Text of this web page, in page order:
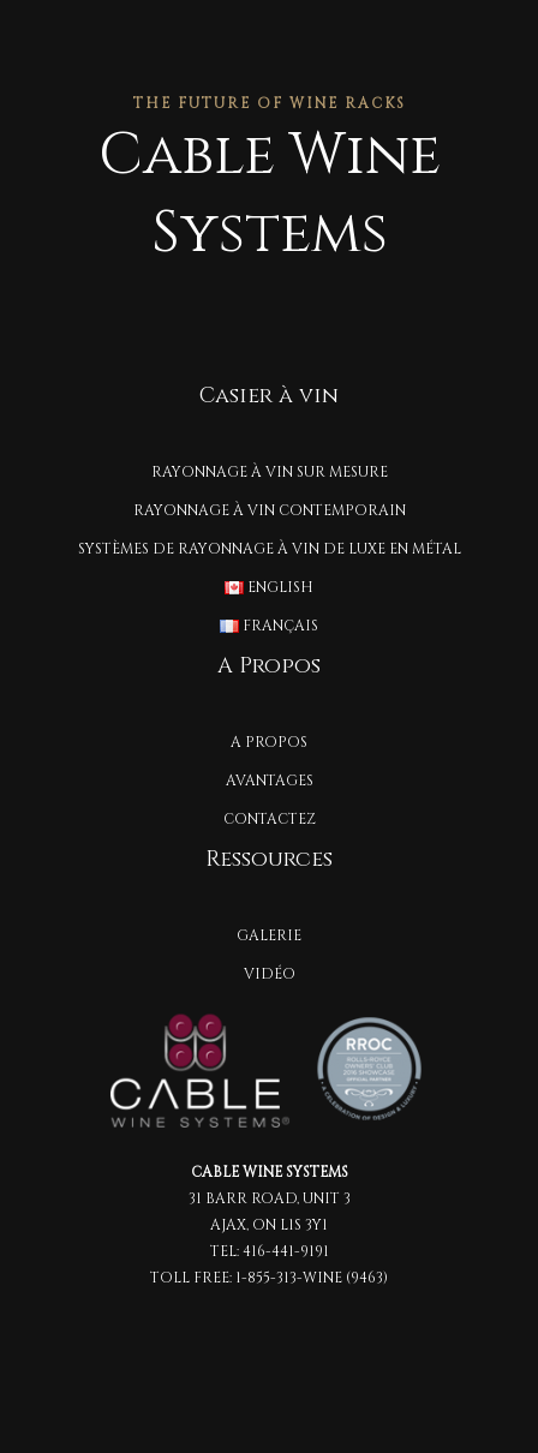
THE FUTURE OF WINE RACKS
Cable Wine
Systems
Casier à vin
RAYONNAGE À VIN SUR MESURE
RAYONNAGE À VIN CONTEMPORAIN
SYSTÈMES DE RAYONNAGE À VIN DE LUXE EN MÉTAL
ENGLISH
FRANÇAIS
A Propos
A PROPOS
AVANTAGES
CONTACTEZ
Ressources
GALERIE
VIDÉO
CABLE WINE SYSTEMS
31 BARR ROAD, UNIT 3
AJAX, ON L1S 3Y1
TEL:416-441-9191
TOLL FREE: 1-855-313-WINE (9463)